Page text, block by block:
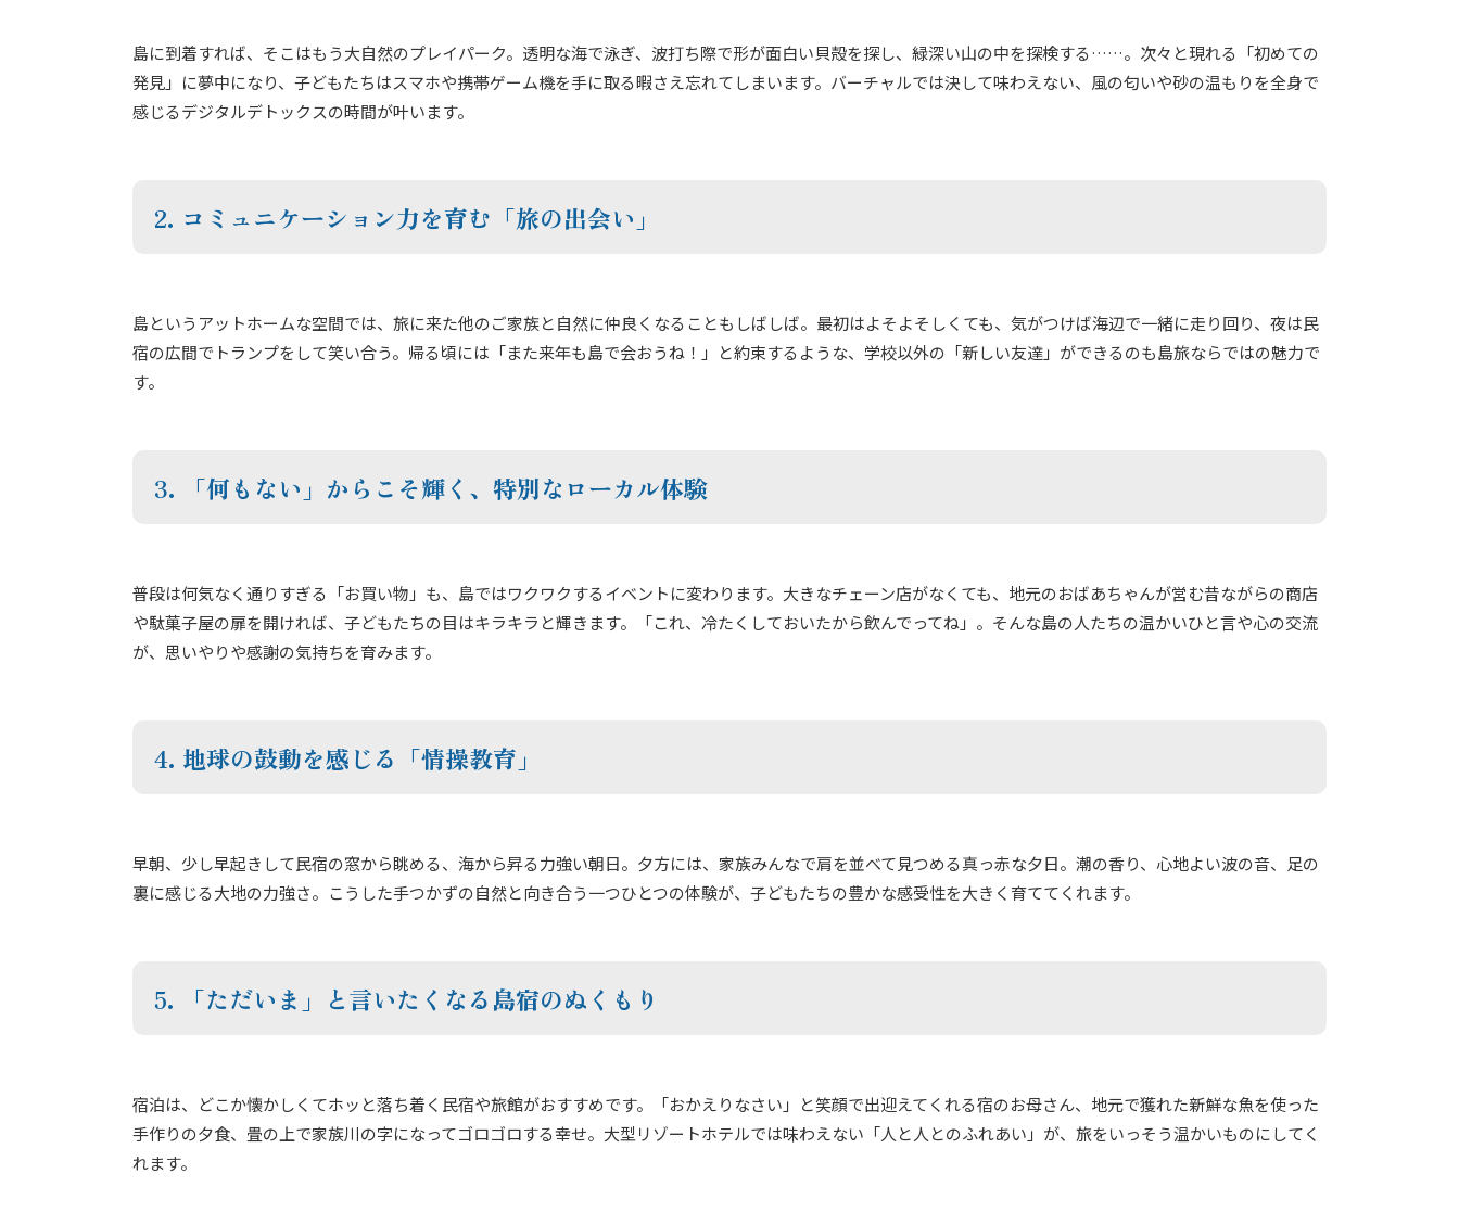
島に到着すれば、そこはもう大自然のプレイパーク。透明な海で泳ぎ、波打ち際で形が面白い貝殻を探し、緑深い山の中を探検する……。次々と現れる「初めての
発見」に夢中になり、子どもたちはスマホや携帯ゲーム機を手に取る暇さえ忘れてしまいます。バーチャルでは決して味わえない、風の匂いや砂の温もりを全身で
感じるデジタルデトックスの時間が叶います。
2. コミュニケーション力を育む「旅の出会い」
島というアットホームな空間では、旅に来た他のご家族と自然に仲良くなることもしばしば。最初はよそよそしくても、気がつけば海辺で一緒に走り回り、夜は民
宿の広間でトランプをして笑い合う。帰る頃には「また来年も島で会おうね！」と約束するような、学校以外の「新しい友達」ができるのも島旅ならではの魅力で
す。
3. 「何もない」からこそ輝く、特別なローカル体験
普段は何気なく通りすぎる「お買い物」も、島ではワクワクするイベントに変わります。大きなチェーン店がなくても、地元のおばあちゃんが営む昔ながらの商店
や駄菓子屋の扉を開ければ、子どもたちの目はキラキラと輝きます。「これ、冷たくしておいたから飲んでってね」。そんな島の人たちの温かいひと言や心の交流
が、思いやりや感謝の気持ちを育みます。
4. 地球の鼓動を感じる「情操教育」
早朝、少し早起きして民宿の窓から眺める、海から昇る力強い朝日。夕方には、家族みんなで肩を並べて見つめる真っ赤な夕日。潮の香り、心地よい波の音、足の
裏に感じる大地の力強さ。こうした手つかずの自然と向き合う一つひとつの体験が、子どもたちの豊かな感受性を大きく育ててくれます。
5. 「ただいま」と言いたくなる島宿のぬくもり
宿泊は、どこか懐かしくてホッと落ち着く民宿や旅館がおすすめです。「おかえりなさい」と笑顔で出迎えてくれる宿のお母さん、地元で獲れた新鮮な魚を使った
手作りの夕食、畳の上で家族川の字になってゴロゴロする幸せ。大型リゾートホテルでは味わえない「人と人とのふれあい」が、旅をいっそう温かいものにしてく
れます。